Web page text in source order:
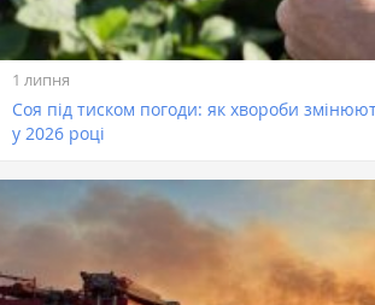
1 липня
Соя під тиском погоди: як хвороби
у 2026 році